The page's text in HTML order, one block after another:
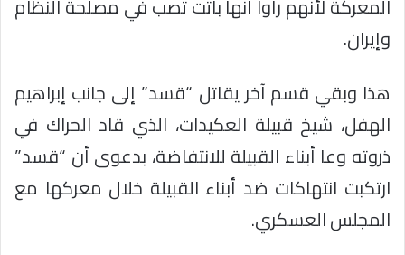
وإيران.
هذا وبقي قسم آخر يقاتل “قسد” إلى جانب إبراهيم
الهفل، شيخ قبيلة العكيدات، الذي قاد الحراك في
ذروته وعا أبناء القبيلة للانتفاضة، بدعوى أن “قسد”
ارتكبت انتهاكات ضد أبناء القبيلة خلال معركها مع
المجلس العسكري.